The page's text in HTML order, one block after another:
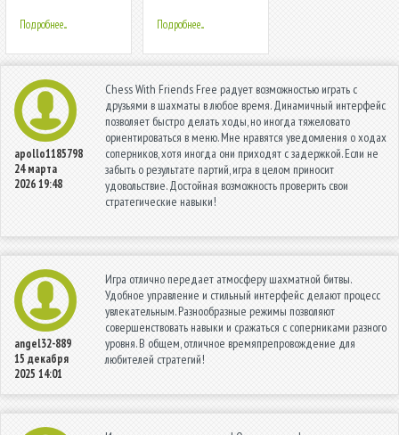
[Visual Novel]
Подробнее... Подробнее...
apollo1185798
24 марта
2026 19:48
Chess With Friends Free радует возможностью играть с
друзьями в шахматы в любое время. Динамичный интерфейс
позволяет быстро делать ходы, но иногда тяжеловато
ориентироваться в меню. Мне нравятся уведомления о ходах
соперников, хотя иногда они приходят с задержкой. Если не
забыть о результате партий, игра в целом приносит
удовольствие. Достойная возможность проверить свои
стратегические навыки!
angel32-889
15 декабря
2025 14:01
Игра отлично передает атмосферу шахматной битвы.
Удобное управление и стильный интерфейс делают процесс
увлекательным. Разнообразные режимы позволяют
совершенствовать навыки и сражаться с соперниками разного
уровня. В общем, отличное времяпрепровождение для
любителей стратегий!